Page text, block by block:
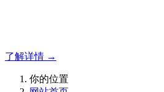
了解详情 →
你的位置